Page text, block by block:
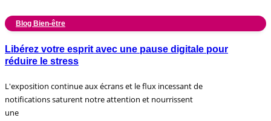
Blog Bien-être
Libérez votre esprit avec une pause digitale pour
réduire le stress
L'exposition continue aux écrans et le flux incessant de
notifications saturent notre attention et nourrissent
une